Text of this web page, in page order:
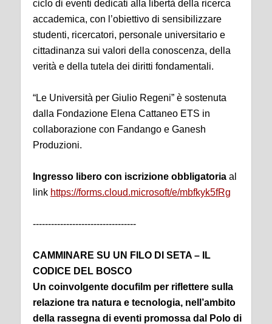
ciclo di eventi dedicati alla libertà della ricerca
accademica, con l’obiettivo di sensibilizzare
studenti, ricercatori, personale universitario e
cittadinanza sui valori della conoscenza, della
verità e della tutela dei diritti fondamentali.
“Le Università per Giulio Regeni” è sostenuta
dalla Fondazione Elena Cattaneo ETS in
collaborazione con Fandango e Ganesh
Produzioni.
Ingresso libero con iscrizione obbligatoria al
link https://forms.cloud.microsoft/e/mbfkyk5fRg
----------------------------------
CAMMINARE SU UN FILO DI SETA – IL
CODICE DEL BOSCO
Un coinvolgente docufilm per riflettere sulla
relazione tra natura e tecnologia, nell’ambito
della rassegna di eventi promossa dal Polo di